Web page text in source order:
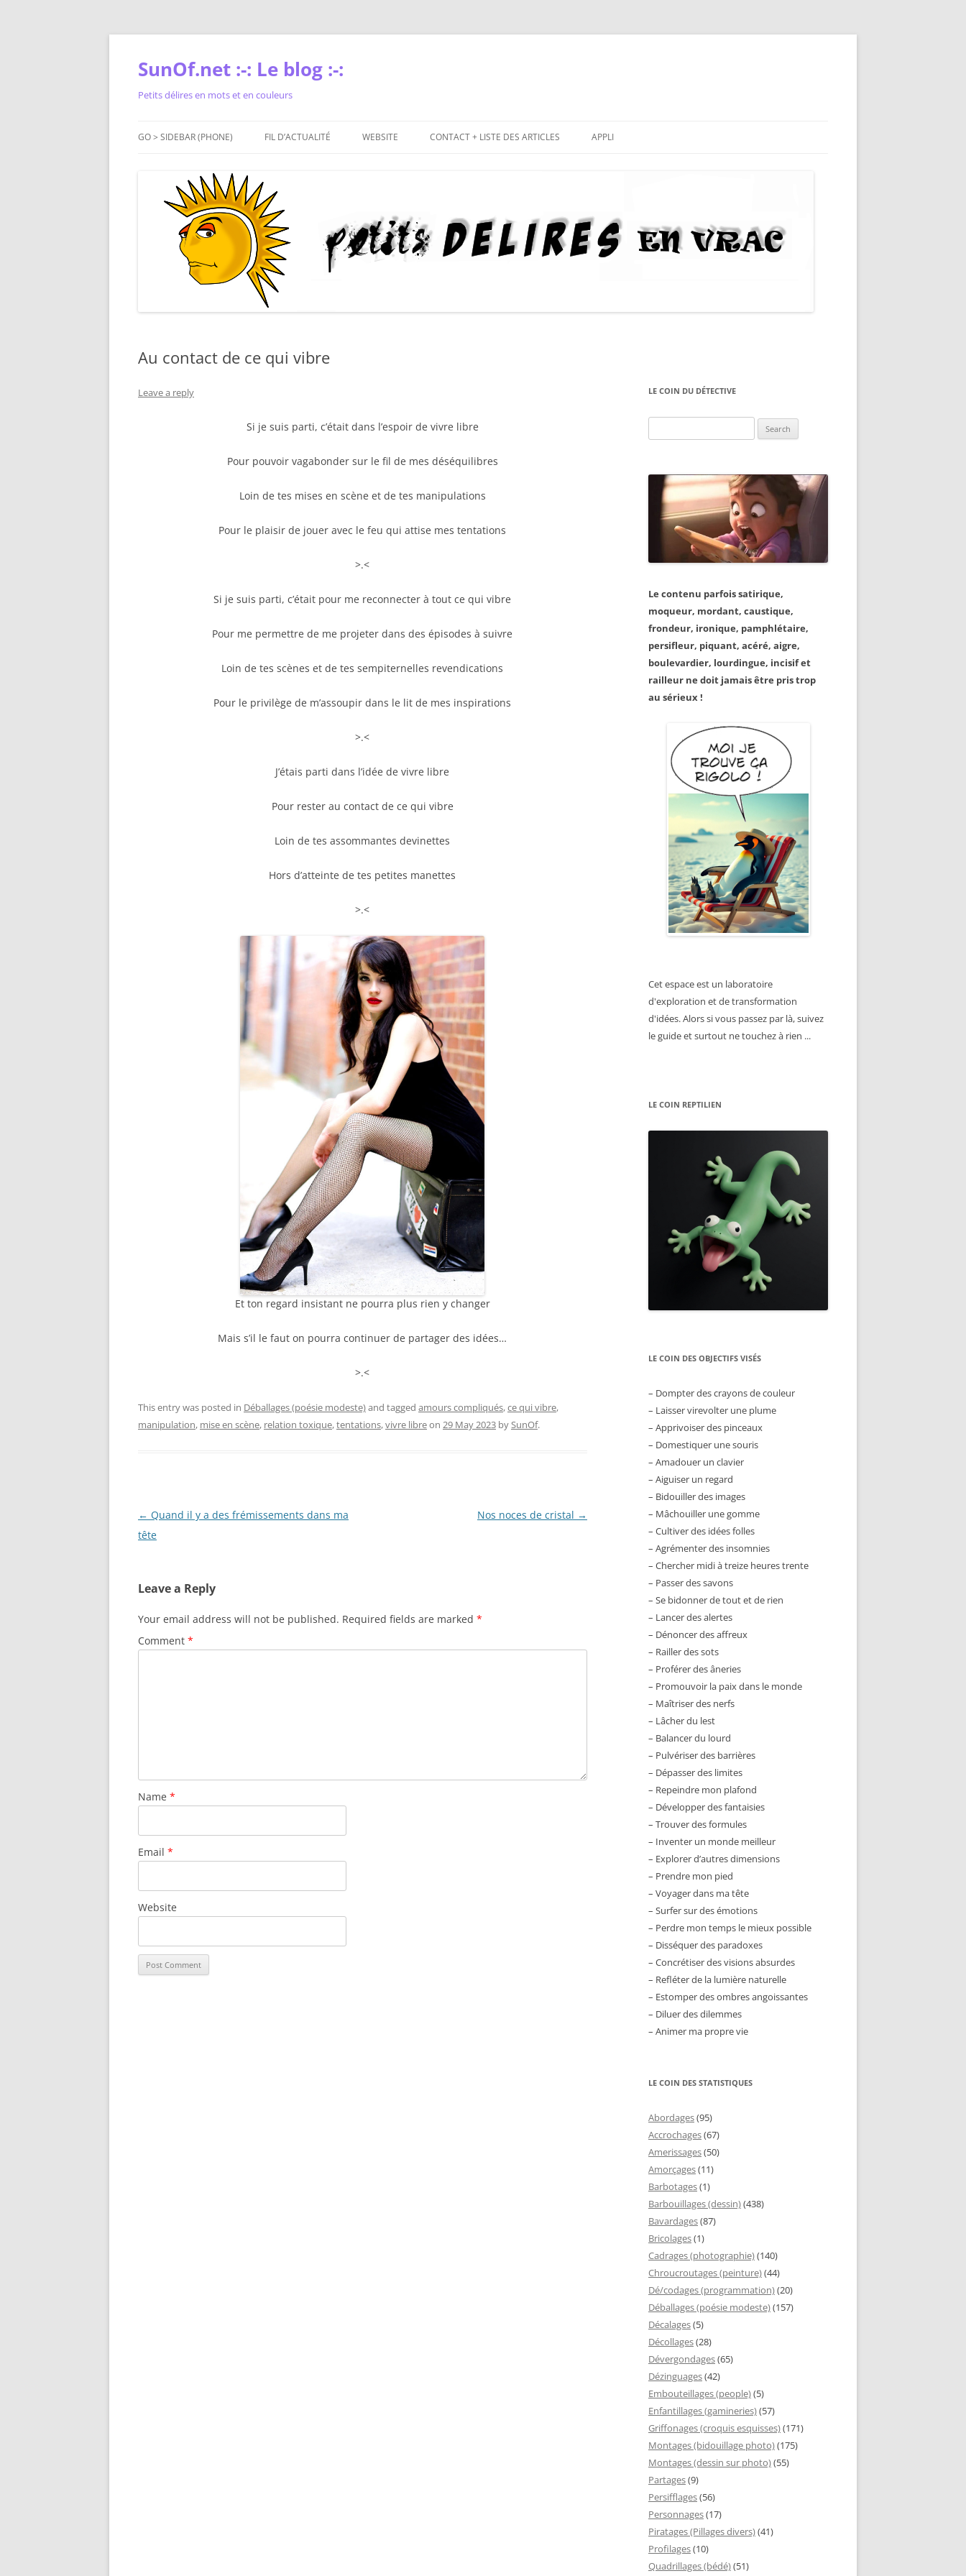
Skip
SunOf.net :-: Le blog :-:
Petits délires en mots et en couleurs
GO > SIDEBAR (PHONE) FIL D’ACTUALITÉ WEBSITE CONTACT + LISTE DES ARTICLES APPLI
Au contact de ce qui vibre
Leave a reply
Si je suis parti, c’était dans l’espoir de vivre libre
Pour pouvoir vagabonder sur le fil de mes déséquilibres
Loin de tes mises en scène et de tes manipulations
Pour le plaisir de jouer avec le feu qui attise mes tentations
>.<
Si je suis parti, c’était pour me reconnecter à tout ce qui vibre
Pour me permettre de me projeter dans des épisodes à suivre
Loin de tes scènes et de tes sempiternelles revendications
Pour le privilège de m’assoupir dans le lit de mes inspirations
>.<
J’étais parti dans l’idée de vivre libre
Pour rester au contact de ce qui vibre
Loin de tes assommantes devinettes
Hors d’atteinte de tes petites manettes
>.<
Et ton regard insistant ne pourra plus rien y changer
Mais s’il le faut on pourra continuer de partager des idées…
>.<
This entry was posted in Déballages (poésie modeste)and tagged amours compliqués,ce qui vibre,
manipulation, mise en scène, relation toxique,tentations,vivre libreon 29 May 2023 bySunOf.
Post
navigation
← Quand il y a des frémissements dans ma
tête
Nos noces de cristal →
Leave a Reply
Your email address will not be published. Required fields are marked *
Comment *
Name *
Email *
Website
LE COIN DU DÉTECTIVE
for:
Le contenu parfois satirique,
moqueur, mordant, caustique,
frondeur, ironique, pamphlétaire,
persifleur, piquant, acéré, aigre,
boulevardier, lourdingue, incisif et
railleur ne doit jamais être pris trop
au sérieux !
Cet espace est un laboratoire
d'exploration et de transformation
d'idées. Alors si vous passez par là, suivez
le guide et surtout ne touchez à rien ...
LE COIN REPTILIEN
LE COIN DES OBJECTIFS VISÉS
– Dompter des crayons de couleur
– Laisser virevolter une plume
– Apprivoiser des pinceaux
– Domestiquer une souris
– Amadouer un clavier
– Aiguiser un regard
– Bidouiller des images
– Mâchouiller une gomme
– Cultiver des idées folles
– Agrémenter des insomnies
– Chercher midi à treize heures trente
– Passer des savons
– Se bidonner de tout et de rien
– Lancer des alertes
– Dénoncer des affreux
– Railler des sots
– Proférer des âneries
– Promouvoir la paix dans le monde
– Maîtriser des nerfs
– Lâcher du lest
– Balancer du lourd
– Pulvériser des barrières
– Dépasser des limites
– Repeindre mon plafond
– Développer des fantaisies
– Trouver des formules
– Inventer un monde meilleur
– Explorer d’autres dimensions
– Prendre mon pied
– Voyager dans ma tête
– Surfer sur des émotions
– Perdre mon temps le mieux possible
– Disséquer des paradoxes
– Concrétiser des visions absurdes
– Refléter de la lumière naturelle
– Estomper des ombres angoissantes
– Diluer des dilemmes
– Animer ma propre vie
LE COIN DES STATISTIQUES
Abordages(95)
Accrochages(67)
Amerissages(50)
Amorçages(11)
Barbotages(1)
Barbouillages (dessin)(438)
Bavardages(87)
Bricolages(1)
Cadrages (photographie)(140)
Chroucroutages (peinture)(44)
Dé/codages (programmation)(20)
Déballages (poésie modeste)(157)
Décalages(5)
Décollages(28)
Dévergondages(65)
Dézinguages(42)
Embouteillages (people)(5)
Enfantillages (gamineries)(57)
Griffonages (croquis esquisses)(171)
Montages (bidouillage photo)(175)
Montages (dessin sur photo)(55)
Partages(9)
Persifflages(56)
Personnages(17)
Piratages (Pillages divers)(41)
Profilages(10)
Quadrillages (bédé)(51)